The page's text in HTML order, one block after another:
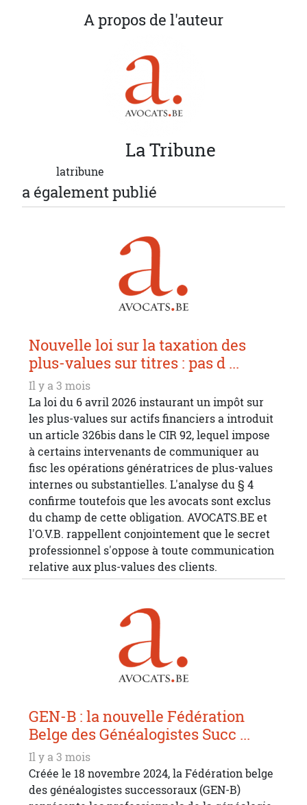
A propos de l'auteur
LaTribune
latribune
a également publié
Nouvelle loi sur la taxation des
plus-values sur titres : pas d ...
Il y a 3 mois
La loi du 6 avril 2026 instaurant un impôt sur
les plus-values sur actifs financiers a introduit
un article 326bis dans le CIR 92, lequel impose
à certains intervenants de communiquer au
fisc les opérations génératrices de plus-values
internes ou substantielles. L'analyse du § 4
confirme toutefois que les avocats sont exclus
du champ de cette obligation. AVOCATS.BE et
l'O.V.B. rappellent conjointement que le secret
professionnel s'oppose à toute communication
relative aux plus-values des clients.
GEN-B : la nouvelle Fédération
Belge des Généalogistes Succ ...
Il y a 3 mois
Créée le 18 novembre 2024, la Fédération belge
des généalogistes successoraux (GEN-B)